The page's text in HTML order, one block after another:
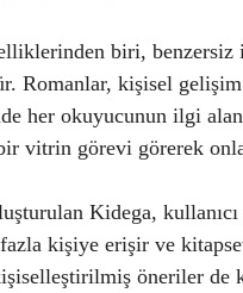
biri,
Romanlar, kişisel
her okuyucunun ilgi
vitrin görevi görerek
Kidega,
kişiye erişir ve
öneriler